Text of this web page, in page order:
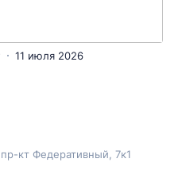
11 июля 2026
пр-кт Федеративный , 7к1